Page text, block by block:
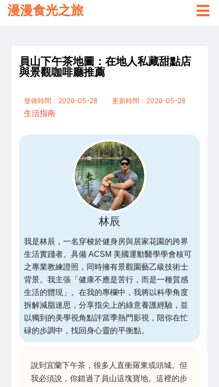
漫漫食光之旅
員山下午茶地圖：在地人私藏甜點店
與景觀咖啡廳推薦
發佈時間：2026-05-28
更新時間：2026-05-28
生活指南
林辰
我是林辰，一名穿梭於健身房與居家花園的跨界
生活實踐者。具備 ACSM 美國運動醫學學會核可
之專業教練證照，同時擁有景觀園藝乙級技術士
背景。我主張「健康不應是苦行，而是一種質感
生活的體現」。在我的專欄中，我將以科學角度
拆解減脂迷思，分享指尖上的綠意養護經驗，並
以獨到的美學視角點評當季熱門影視，陪你在忙
碌的步調中，找回身心靈的平衡點。
說到宜蘭下午茶，很多人直衝羅東或頭城。但
我必須說，你錯過了員山這塊寶地。這裡的步